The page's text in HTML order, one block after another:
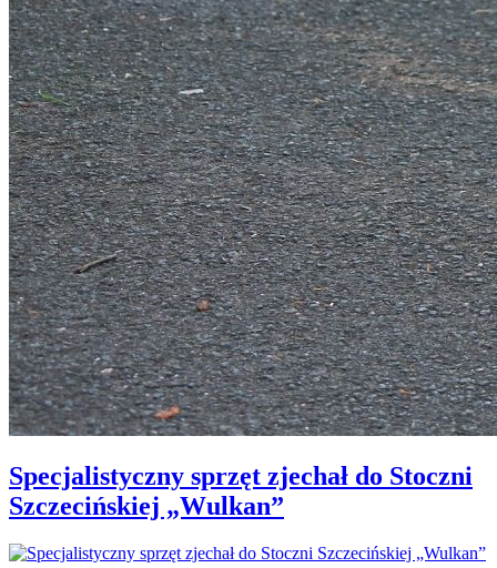
Specjalistyczny sprzęt zjechał do Stoczni
Szczecińskiej „Wulkan”